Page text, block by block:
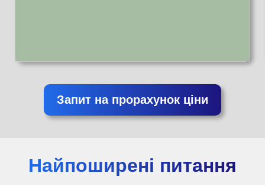
Запит на прорахунок ціни
Найпоширені питання